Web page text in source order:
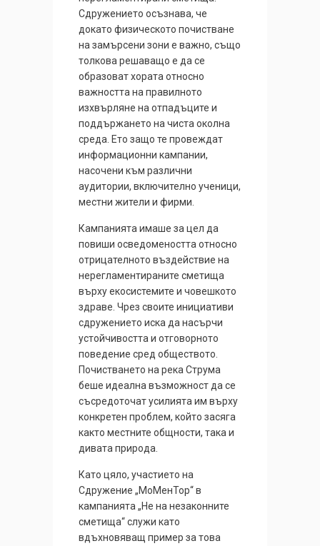
Сдружението осъзнава, че
докато физическото почистване
на замърсени зони е важно, също
толкова решаващо е да се
образоват хората относно
важността на правилното
изхвърляне на отпадъците и
поддържането на чиста околна
среда. Ето защо те провеждат
информационни кампании,
насочени към различни
аудитории, включително ученици,
местни жители и фирми.
Кампанията имаше за цел да
повиши осведомеността относно
отрицателното въздействие на
нерегламентираните сметища
върху екосистемите и човешкото
здраве. Чрез своите инициативи
сдружението иска да насърчи
устойчивостта и отговорното
поведение сред обществото.
Почистването на река Струма
беше идеална възможност да се
съсредоточат усилията им върху
конкретен проблем, който засяга
както местните общности, така и
дивата природа.
Като цяло, участието на
Сдружение „МоМенТор“ в
кампанията „Не на незаконните
сметища“ служи като
вдъхновяващ пример за това